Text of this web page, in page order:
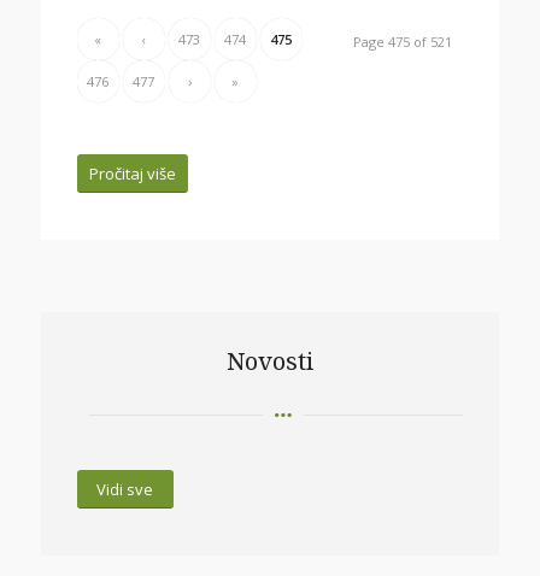
Page 475 of 521
« ‹ 473 474 475
476 477 › »
Pročitaj više
Novosti
Vidi sve